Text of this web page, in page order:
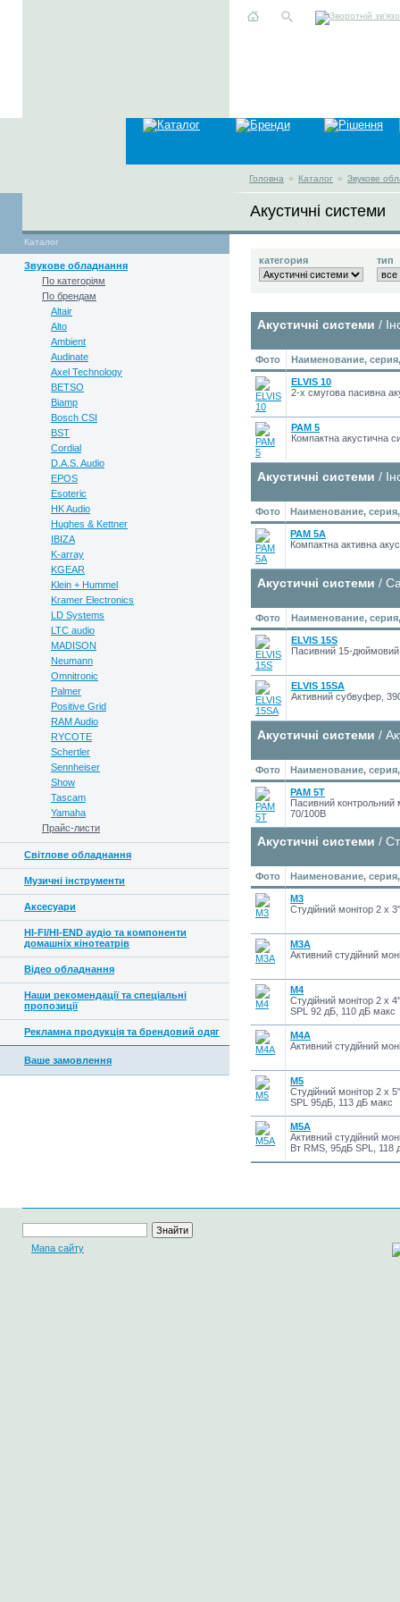
Головна » Каталог » Звукове
Акустичні системи
Каталог
Звукове обладнання
По категоріям
По брендам
Altair
Alto
Ambient
Audinate
Axel Technology
BETSO
Biamp
Bosch CSI
BST
Cordial
D.A.S. Audio
EPOS
Esoteric
HK Audio
Hughes & Kettner
IBIZA
K-array
KGEAR
Klein + Hummel
Kramer Electronics
LD Systems
LTC audio
MADISON
Neumann
Omnitronic
Palmer
Positive Grid
RAM Audio
RYCOTE
Schertler
Sennheiser
Show
Tascam
Yamaha
Прайс-листи
Світлове обладнання
Музичні інструменти
Аксесуари
HI-FI/HI-END аудіо та компоненти
домашніх кінотеатрів
Відео обладнання
Наши рекомендації та спеціальні
пропозиції
Рекламна продукція та брендовий одяг
Ваше замовлення
категория тип
Акустичні системи /
Фото Наименование,
ELVIS 10
2-х смугова пасивна
PAM 5
Компактна акустична
Акустичні системи /
Фото Наименование,
PAM 5A
Компактна активна
Акустичні системи /
Фото Наименование,
ELVIS 15S
Пасивний 15-
ELVIS 15SA
Активний субвуфер,
Акустичні системи /
Фото Наименование,
PAM 5T
Пасивний контрольний
70/100В
Акустичні системи /
Фото Наименование,
M3
Студійний монітор 2 х
M3A
Активний студійний
M4
Студійний монітор 2 х
SPL 92 дБ, 110 дБ макс
M4A
Активний студійний
M5
Студійний монітор 2 х
SPL 95дБ, 113 дБ макс
M5A
Активний студійний
Вт RMS, 95дБ SPL, 118
Мапа сайту